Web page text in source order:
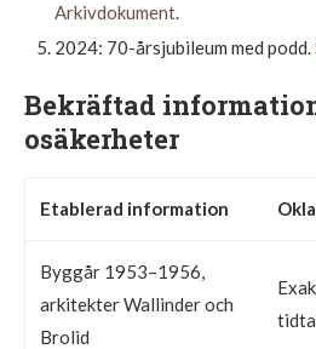
Arkivdokument.
2024: 70-årsjubileum med podd.
Bekräftad
osäkerheter
Etablerad information
Byggår 1953–1956,
arkitekter Wallinder och
Brolid